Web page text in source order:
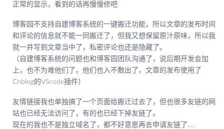
正常的显示，看到的话再慢慢修吧
博客园不支持自建博客系统的一键搬迁功能，所以文章的发布时间
和评论的信息就不能一同搬迁了，但我又想保留原汁原味，所以我
就一并写到文章当中了，私密评论也还是隐藏了。
（自建博客系统的问题也和博客园团队沟通了，说后期开发会加
上，也不为难他们了，他们也入不敷出了，文章的发布使用了
Cnblog的VScode插件）
友情链接我也单独搞了一个页面给搬迁过去了，但也很多友链的网
站也已经无法访问了，有的也已经下掉友链了。
现在的我也不是独立域名了，都不好意思再去申请友链了.....